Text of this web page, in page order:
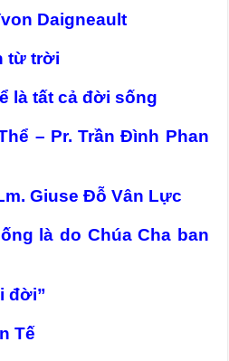
Daigneault
từ trời
là tất cả đời sống
– Pr. Trần Đình Phan
Giuse Đỗ Vân Lực
là do Chúa Cha ban
đời”
Tế